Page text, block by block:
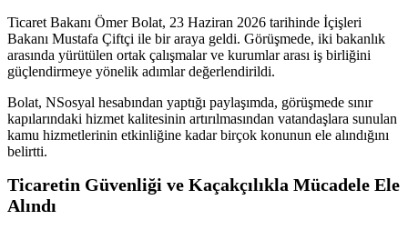
Ticaret Bakanı Ömer Bolat, 23 Haziran 2026 tarihinde İçişleri
Bakanı Mustafa Çiftçi ile bir araya geldi. Görüşmede, iki bakanlık
arasında yürütülen ortak çalışmalar ve kurumlar arası iş birliğini
güçlendirmeye yönelik adımlar değerlendirildi.
Bolat, NSosyal hesabından yaptığı paylaşımda, görüşmede sınır
kapılarındaki hizmet kalitesinin artırılmasından vatandaşlara sunulan
kamu hizmetlerinin etkinliğine kadar birçok konunun ele alındığını
belirtti.
Ticaretin Güvenliği ve Kaçakçılıkla Mücadele Ele
Alındı